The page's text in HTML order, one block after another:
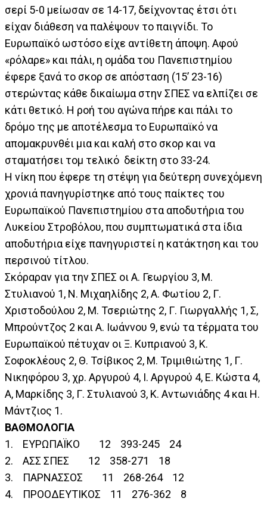
σερί 5-0 μείωσαν σε 14-17, δείχνοντας έτσι ότι
είχαν διάθεση να παλέψουν το παιγνίδι. Το
Ευρωπαϊκό ωστόσο είχε αντίθετη άποψη. Αφού
«ρόλαρε» και πάλι, η ομάδα του Πανεπιστημίου
έφερε ξανά το σκορ σε απόσταση (15’ 23-16)
στερώντας κάθε δικαίωμα στην ΣΠΕΣ να ελπίζει σε
κάτι θετικό. Η ροή του αγώνα πήρε και πάλι το
δρόμο της με αποτέλεσμα το Ευρωπαϊκό να
απομακρυνθέι μια και καλή στο σκορ και να
σταματήσει τομ τελικό δείκτη στο 33-24.
Η νίκη που έφερε τη στέψη για δεύτερη συνεχόμενη
χρονιά πανηγυρίστηκε από τους παίκτες του
Ευρωπαϊκού Πανεπιστημίου στα αποδυτήρια του
Λυκείου Στροβόλου, που συμπτωματικά στα ίδια
αποδυτήρια είχε πανηγυριστεί η κατάκτηση και του
περσινού τίτλου.
Σκόραραν για την ΣΠΕΣ οι Α. Γεωργίου 3, Μ.
Στυλιανού 1, Ν. Μιχαηλίδης 2, Α. Φωτίου 2, Γ.
Χριστοδούλου 2, Μ. Τσεριώτης 2, Γ. Γιωργαλλής 1, Σ,
Μπρούντζος 2 και Α. Ιωάννου 9, ενώ τα τέρματα του
Ευρωπαϊκού πέτυχαν οι Ξ. Κυπριανού 3, Κ.
Σοφοκλέους 2, Θ. Τσίβικος 2, Μ. Τριμιθιώτης 1, Γ.
Νικηφόρου 3, χρ. Αργυρού 4, Ι. Αργυρού 4, Ε. Κώστα 4,
Α, Μαρκίδης 3, Γ. Στυλιανού 3, Κ. Αντωνιάδης 4 και Η.
Μάντζιος 1.
ΒΑΘΜΟΛΟΓΙΑ
1. ΕΥΡΩΠΑΪΚΟ 12 393-245 24
2. ΑΣΣ ΣΠΕΣ 12 358-271 18
3. ΠΑΡΝΑΣΣΟΣ 11 268-264 12
4. ΠΡΟΟΔΕΥΤΙΚΟΣ 11 276-362 8